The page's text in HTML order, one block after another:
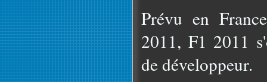
Prévu en
2011, F1 2011
de développeur.